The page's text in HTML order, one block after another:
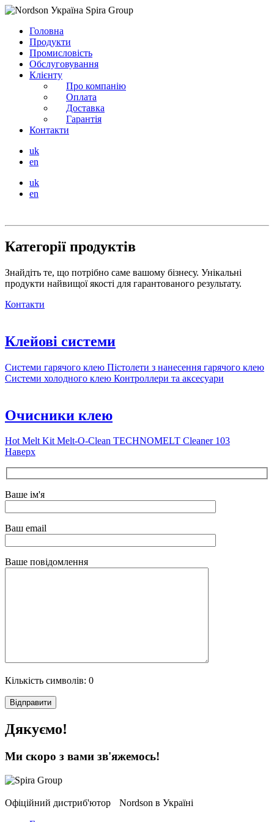
Головна
Продукти
Промисловість
Обслуговування
Клієнту
Про компанію
Оплата
Доставка
Гарантія
Контакти
uk
en
uk
en
Категорії продуктів
Знайдіть те, що потрібно саме вашому бізнесу. Унікальні
продукти найвищої якості для гарантованого результату.
Контакти
Клейові системи
Системи гарячого клею Пістолети з нанесення гарячого клею
Системи холодного клею Контроллери та аксесуари
Очисники клею
Hot Melt KitMelt-O-Clean TECHNOMELT Cleaner 103
Наверх
Ваше ім'я
Ваш email
Ваше повідомлення
Кількість символів: 0
Дякуємо!
Ми скоро з вами зв'яжемось!
Офіційний дистриб'ютор Nordson в Україні